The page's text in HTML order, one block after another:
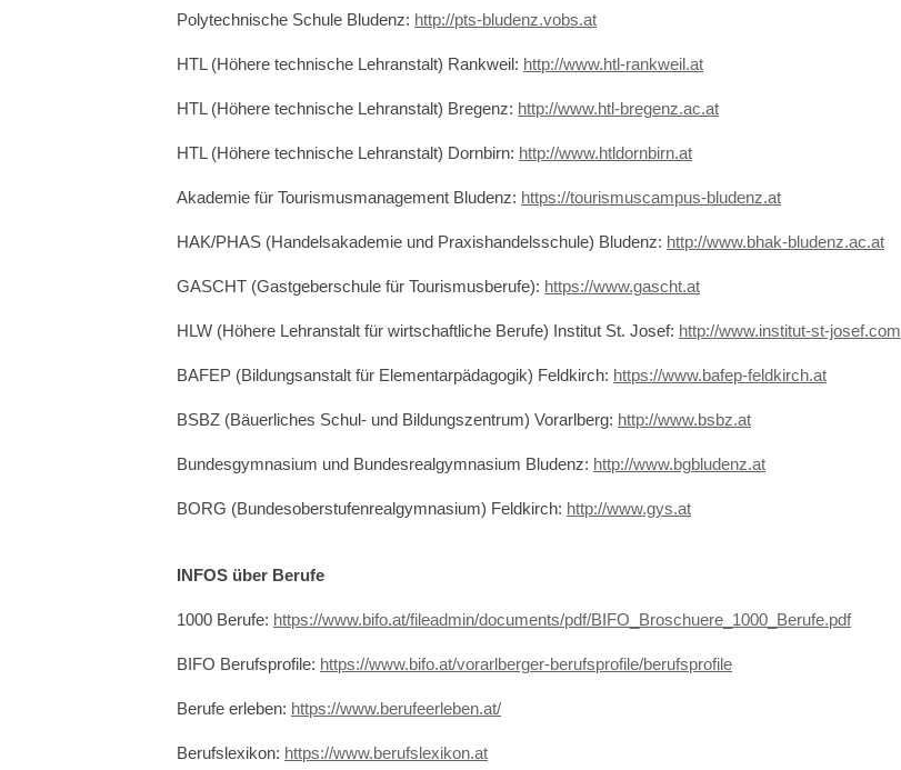
Polytechnische Schule Bludenz: http://pts-bludenz.vobs.at
HTL (Höhere technische Lehranstalt) Rankweil: http://www.htl-rankweil.at
HTL (Höhere technische Lehranstalt) Bregenz: http://www.htl-bregenz.ac.at
HTL (Höhere technische Lehranstalt) Dornbirn: http://www.htldornbirn.at
Akademie für Tourismusmanagement Bludenz: https://tourismuscampus-bludenz.at
HAK/PHAS (Handelsakademie und Praxishandelsschule) Bludenz: http://www.bhak-bludenz.ac.at
GASCHT (Gastgeberschule für Tourismusberufe): https://www.gascht.at
HLW (Höhere Lehranstalt für wirtschaftliche Berufe) Institut St. Josef: http://www.institut-st-josef.com
BAFEP (Bildungsanstalt für Elementarpädagogik) Feldkirch: https://www.bafep-feldkirch.at
BSBZ (Bäuerliches Schul- und Bildungszentrum) Vorarlberg: http://www.bsbz.at
Bundesgymnasium und Bundesrealgymnasium Bludenz: http://www.bgbludenz.at
BORG (Bundesoberstufenrealgymnasium) Feldkirch: http://www.gys.at
INFOS über Berufe
1000 Berufe: https://www.bifo.at/fileadmin/documents/pdf/BIFO_Broschuere_1000_Berufe.pdf
BIFO Berufsprofile: https://www.bifo.at/vorarlberger-berufsprofile/berufsprofile
Berufe erleben: https://www.berufeerleben.at/
Berufslexikon: https://www.berufslexikon.at